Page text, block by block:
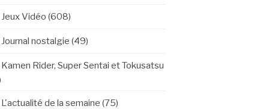
Jeux Vidéo (608)
Journal nostalgie (49)
Kamen Rider, Super Sentai et Tokusatsu
L'actualité de la semaine (75)